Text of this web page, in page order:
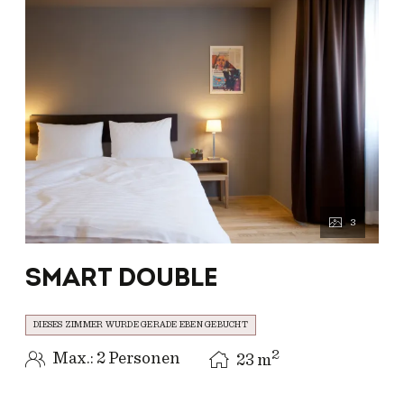
Hotelbar
ein
– genießen Sie ein Glas des
exklusiven Festspiel-
RosésLa Traviata
lassen Sie sich auf einen
außergewöhnlichen
Opernabend einstimmen.
3
SMART DOUBLE
DIESES ZIMMER WURDE GERADE EBEN GEBUCHT
Max.: 2 Personen 23 m2